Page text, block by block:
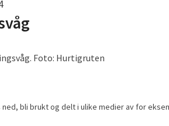
Foto: Hurtigruten
ned, bli brukt og delt i ulike medier av for